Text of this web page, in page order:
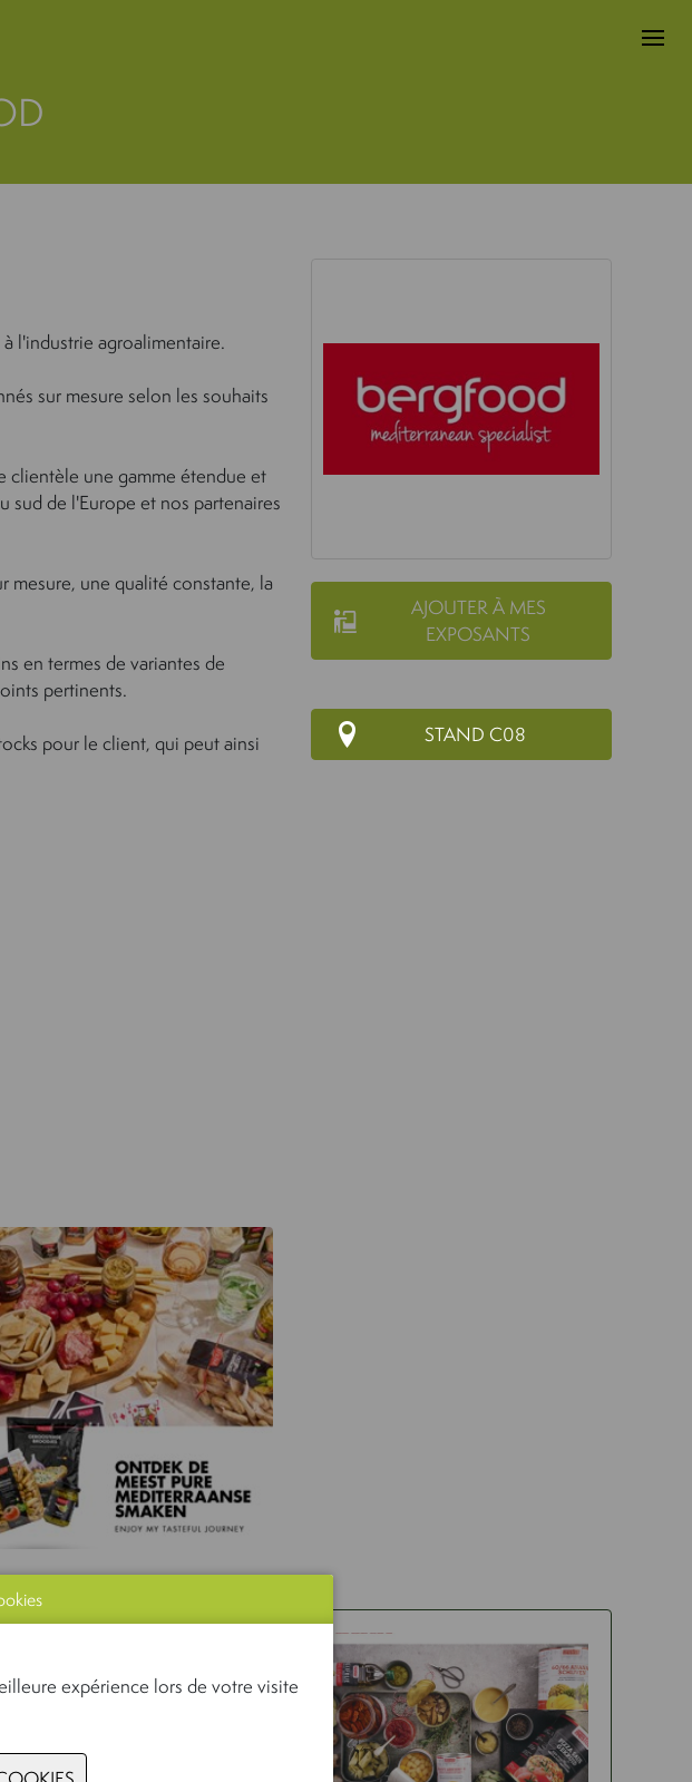
AJOUTER À MES
EXPOSANTS
STAND C08
l'industrie agroalimentaire.
sur mesure selon les souhaits
clientèle une gamme étendue et
de l'Europe et nos partenaires
mesure, une qualité constante, la
en termes de variantes de
pertinents.
pour le client, qui peut ainsi
expérience lors de votre visite